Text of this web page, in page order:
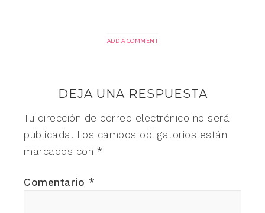
ADD A COMMENT
DEJA UNA RESPUESTA
Tu dirección de correo electrónico no será
publicada. Los campos obligatorios están
marcados con *
Comentario *